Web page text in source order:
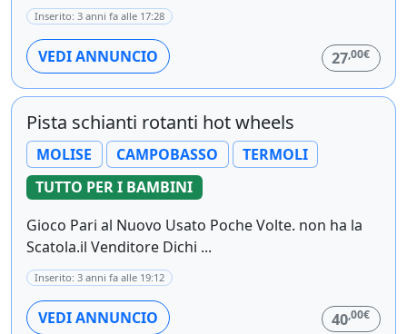
Inserito: 3 anni fa alle 17:28
VEDI ANNUNCIO 27,00€
Pista schianti rotanti hot wheels
MOLISE CAMPOBASSO
TERMOLI
TUTTO PER I BAMBINI
Gioco Pari al Nuovo Usato Poche Volte. non ha la
Scatola.il Venditore Dichi ...
Inserito: 3 anni fa alle 19:12
VEDI ANNUNCIO 40,00€